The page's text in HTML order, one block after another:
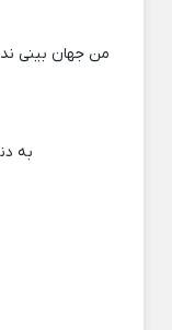
من جهان بینی
به